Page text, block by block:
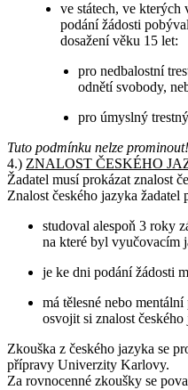
ve státech, ve kterých
podání žádosti
dosažení věku 15 let:
pro nedbalostní
odnětí svobody,
pro úmyslný
Tuto podmínku nelze prominout!
4.) ZNALOST ČESKÉHO
Žadatel musí prokázat znalost
Znalost českého jazyka žadatel
studoval alespoň 3 roky
na které byl vyučovacím
je ke dni podání žádosti
má tělesné nebo
osvojit si znalost českého
Zkouška z českého jazyka se
přípravy Univerzity Karlovy.
Za rovnocenné zkoušky se